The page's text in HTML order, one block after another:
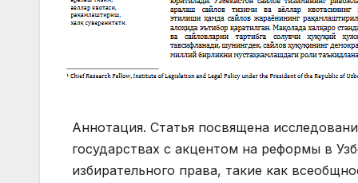
Аннотация. Статья посвящена исследованию избирательного права в современных демократических государствах с акцентом на реформы в Узбекистане. Обсуждаются основные принципы избирательного права, такие как всеобщность, равенство и прямое голосование, а также их значение для демократического управления. Особое внимание уделено развитию избирательной системы Узбекистана, введению смешанной избирательной системы и квоты для женщин, а также процессу цифровизации выборов. Описываются международные стандарты и правовые акты, регулирующие выборы, а также роль избирательного права в укреплении демократии и национального единства. Ключевые слова: избирательное право, демократия, выборы, Конституция Узбекистана, смешанная система, квота для женщин, цифровизация, народовластие. В современных демократических государствах избирательное право представляет собой не просто набор процедур и норм, а фундаментальный принцип, на котором строится легитимность государственной власти. Право граждан голосовать и быть избранными является одним из важнейших демократических прав, обеспечивающим непосредственное участие граждан в управлении государством. Оно позволяет гражданам выражать свою волю и оказывать влияние на принятие ключевых государственных решений, что составляет суть демократического управления. Международные документы, такие как Всеобщая декларация прав человека (1948 года) и Международный пакт о гражданских и политических правах (1966 года), закрепляют стандарты участия граждан в управлении государством через свободные и регулярные выборы. Эти международные нормы служат основой для формирования демократических избирательных систем и обеспечения прав каждого гражданина на участие в управлении своей страной. Аналогичные принципы отражены в конституциях многих стран, включая Конституцию Франции 1958 года и Конституцию Российской Федерации, которые подчеркивают, что национальный суверенитет принадлежит народу и реализуется через избранных представителей или референдум. Избирательная система Республики Узбекистан, развивающаяся в соответствии с демократическими реформами, является ярким примером того, как правовые изменения могут укрепить демократию и гарантировать справедливость выборов. Конституция Республики Узбекистан уделяет особое внимание политическим правам граждан, отличая их от других прав и свобод. Эти права, в том числе право участвовать в управлении государством, обладают рядом особенностей, которые делают их ключевыми элементами гражданского участия. Политические права предоставляются исключительно гражданам страны и напрямую связаны с возможностью осуществлять государственное управление как напрямую, так и через посредство своих избранных представителей. Право граждан на участие в управлении государством и обществом закреплено в статье 128 Конституции Республики Узбекистан. Это право тесно связано с положениями статьи 7 Конституции, провозглашающей народовластие —основной демократический принцип, реализуемый через свободные и честные выборы. Народовластие в Узбекистане осуществляется как напрямую, так и через представителей —Президента и депутатов различных уровней власти. Таким образом, политические права, закрепленные в Конституции, играют важную роль в обеспечении демократического процесса и укреплении институтов государства.25 июня был подписан Закон Республики Узбекистан «Об утверждении Избирательного кодекса Республики Узбекистан», который стал важным этапом в реализации реформ в области избирательного законодательства. Этот документ объединил нормы, регулирующие порядок подготовки и проведения выборов Президента Республики Узбекистан, депутатов Законодательной палаты и членов Сената, создав единую нормативно-правовую структуру. Избирательный кодекс включает положения следующих пяти ключевых законов: • Закон «О выборах Президента Республики Узбекистан» от 18 ноября 1991 года; • Закон «О выборах в Олей Мажилис Республики Узбекистан» от 28 декабря 1993 года; • Закон «О выборах в областные, районные и городские Канаше народных депутатов» от 5 мая 1994 года; • Закон «О гарантиях избирательных прав граждан» от 5 мая 1994 года; • Закон «О